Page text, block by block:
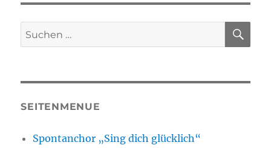
Suchen
nach:
SEITENMENUE
Spontanchor „Sing dich glücklich“